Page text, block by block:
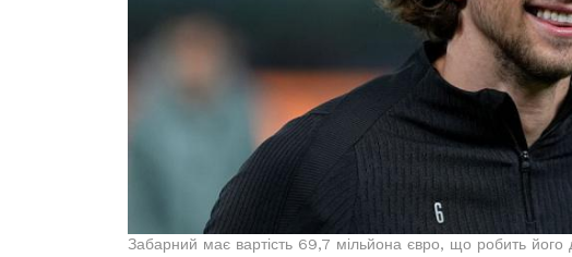
Забарний має вартість 69,7 мільйона євро, що робить